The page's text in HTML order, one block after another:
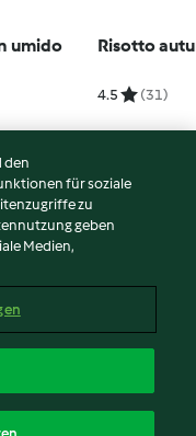
umido Risotto
4.5 (31)
den
für soziale
zu
geben
Medien,